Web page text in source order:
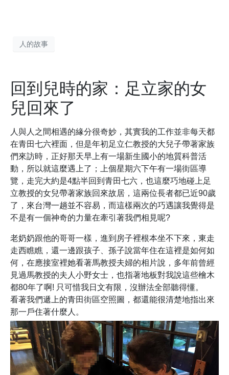
人的故事
回到兒時的家：足立家的女
兒回來了
人與人之間相遇的緣分很奇妙，其實我的工作並非每天都
在青田七六裡面，但是年初足立仁教授的大兒子帶著家族
們來訪時，正好那天早上有一場新生國小的地質科普活
動，所以就這麼遇上了；上個星期六下午有一場街區導
覽，走完大約是4點半回到青田七六，也這麼巧地碰上足
立教授的女兒帶著家族回來故居，這兩位長者都已近90歲
了，來台灣一趟並不容易，而這樣兩次的巧遇讓我覺得是
不是有一個神奇的力量在牽引著我們相見呢?
老奶奶跟他的哥哥一樣，進到房子裡根本坐不下來，東走
走西瞧瞧，還一邊跟孩子、孫子說當年住在這裡是如何如
何，在應接室裡她看著馬教授夫婦的相片說，多年前曾經
見過馬教授的夫人小野女士，也指著地板對我說這些檜木
都80年了啊! 只可惜我日文有限，沒辦法全部聽得懂。
看著我們遞上的青田街區空照圖，都還能很清楚地指出來
那一戶住著什麼人。